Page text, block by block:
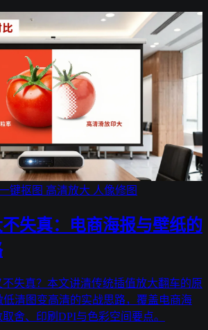
键抠图 高清放大 人像修图
失真：电商海报与壁纸的
失真？本文讲清传统插值放大翻车的原
清图变高清的实战思路，覆盖电商海
舍、印刷DPI与色彩空间要点。